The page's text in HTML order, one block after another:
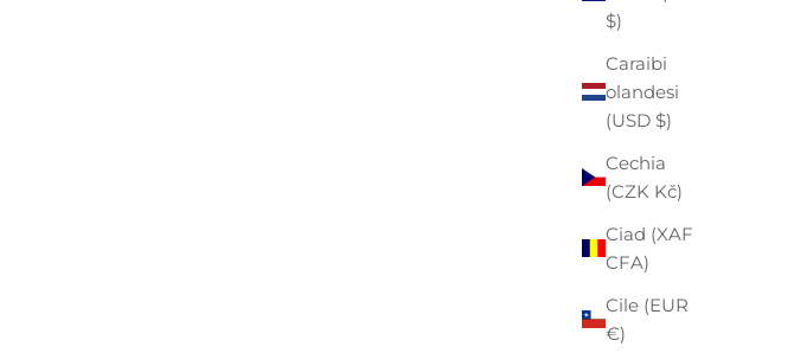
$)
Caraibi
olandesi
(USD $)
Cechia
(CZK Kč)
Ciad (XAF
CFA)
Cile (EUR
€)